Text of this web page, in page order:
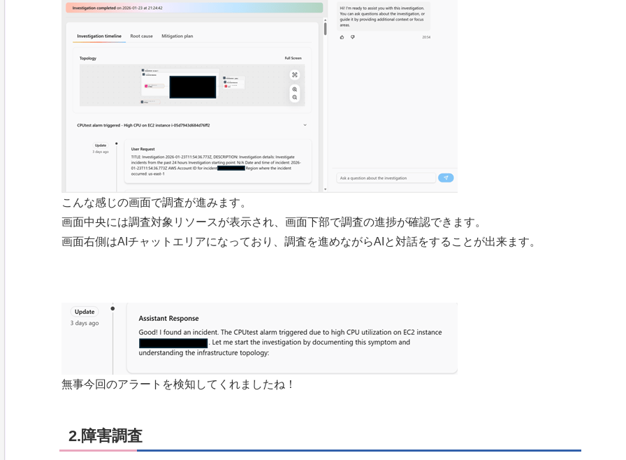
こんな感じの画面で調査が進みます。
画面中央には調査対象リソースが表示され、画面下部で調査の進捗が確認できます。
画面右側はAIチャットエリアになっており、調査を進めながらAIと対話をすることが出来ます。
無事今回のアラートを検知してくれましたね！
2.障害調査